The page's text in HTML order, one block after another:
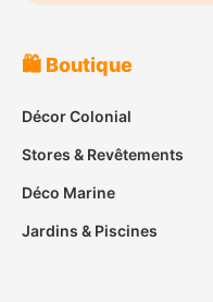
🛍️ Boutique
Décor Colonial
Stores & Revêtements
Déco Marine
Jardins & Piscines